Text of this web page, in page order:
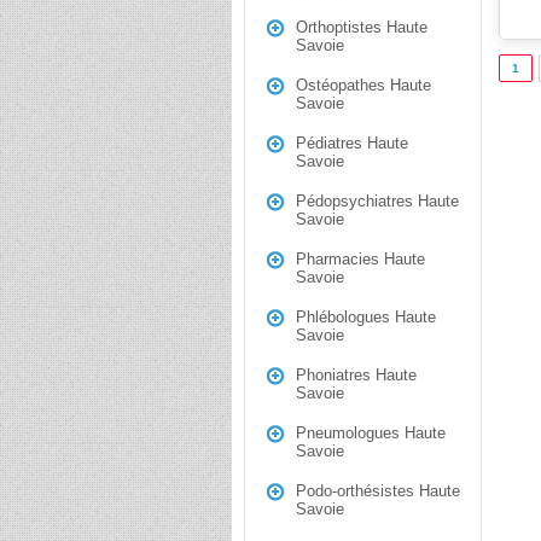
Orthoptistes Haute
Savoie
Ostéopathes Haute
Savoie
Pédiatres Haute
Savoie
Pédopsychiatres Haute
Savoie
Pharmacies Haute
Savoie
Phlébologues Haute
Savoie
Phoniatres Haute
Savoie
Pneumologues Haute
Savoie
Podo-orthésistes Haute
Savoie
1